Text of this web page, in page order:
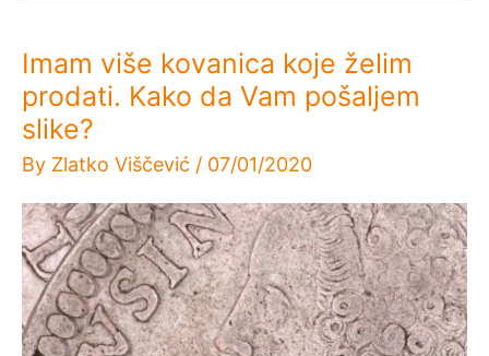
Imam više kovanica koje želim
prodati. Kako da Vam pošaljem
slike?
By Zlatko Viščević / 07/01/2020